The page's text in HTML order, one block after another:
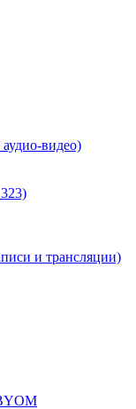
видео)
и трансляции)